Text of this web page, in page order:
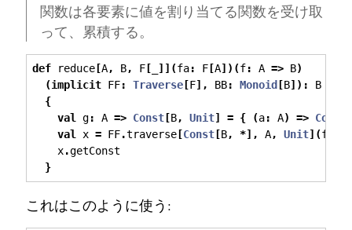
関数は各要素に値を割り当てる関数を受け取
って、累積する。
def reduce[A, B, F[ ]](fa: F[A])(f: A => B)
(implicit FF: Traverse[F], BB: Monoid [B]): B
{
val
g: A => Const[B, Unit] = { (a: A) => Const
val
x = FF.traverse[Const[B, *], A, Unit](fa
x.getConst
}
これはこのように使う: